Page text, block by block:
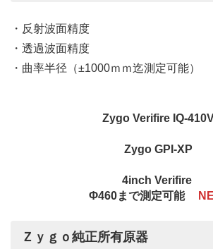
・反射波面精度
・透過波面精度
・曲率半径（±1000ｍｍ迄測定可能）
Zygo Verifire IQ-
Zygo GPI-XP
4inch Verifire
Φ460まで測定可能
Ｚｙｇｏ純正所有原器